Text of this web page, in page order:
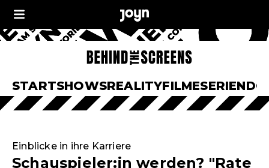
STARTSHOWSREALITYFILMESERIEN
Einblicke in ihre Karriere
Schauspieler:in werden? "Rate